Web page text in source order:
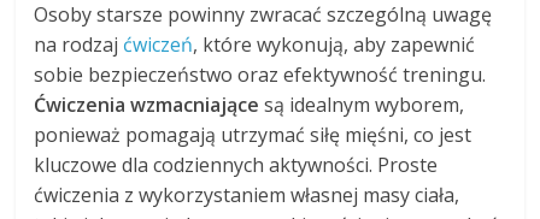
Osoby starsze powinny zwracać szczególną uwagę
na rodzaj ćwiczeń, które wykonują, aby zapewnić
sobie bezpieczeństwo oraz efektywność treningu.
Ćwiczenia wzmacniające są idealnym wyborem,
ponieważ pomagają utrzymać siłę mięśni, co jest
kluczowe dla codziennych aktywności. Proste
ćwiczenia z wykorzystaniem własnej masy ciała,